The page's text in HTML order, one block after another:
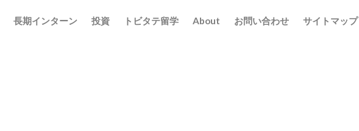
長期インターン 投資 トビタテ留学 About お問い合わせ サイトマップ